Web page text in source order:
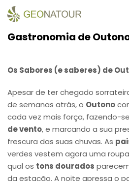
Gastronomia de
Os Sabores (e saberes) de
Apesar de ter chegado
de semanas atrás, o Outono
cada vez mais força, fazendo-
de vento, e marcando a sua
frescura das suas chuvas. As
verdes vestem agora uma
qual os tons dourados
da estação. A noite apressa o